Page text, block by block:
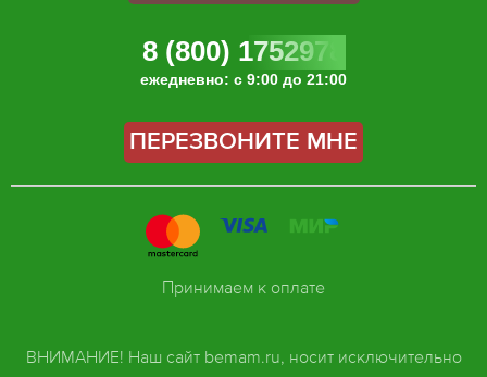
8 (800) 1752978
ежедневно: с 9:00 до 21:00
ПЕРЕЗВОНИТЕ МНЕ
ВНИМАНИЕ! Наш сайт bemam.ru, носит исключительно
Принимаем к оплате